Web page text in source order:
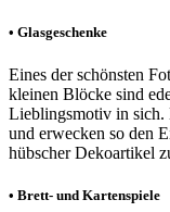
• Glasgeschenke
Eines der schönsten
kleinen Blöcke sind
Lieblingsmotiv in sich.
und erwecken so den
hübscher Dekoartikel
• Brett- und Kartenspiele